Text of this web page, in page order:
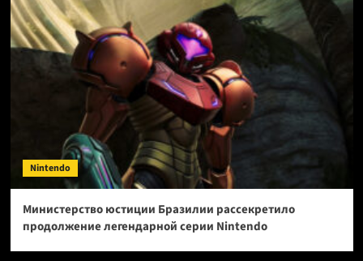
Nintendo
Министерство юстиции Бразилии рассекретило
продолжение легендарной серии Nintendo